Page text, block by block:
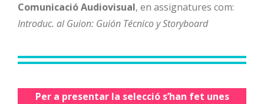
Comunicació Audiovisual, en assignatures com:
Introduc. al Guion: Guión Técnico y Storyboard
Per a presentar la selecció s’han fet unes